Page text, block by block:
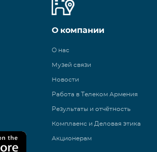
О компании
О нас
Музей связи
Новости
Работа в Телеком Армения
Результаты и отчётность
Комплаенс и Деловая этика
Акционерам